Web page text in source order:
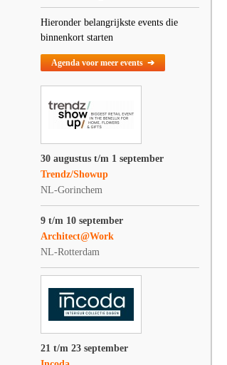
Hieronder belangrijkste events die
binnenkort starten
Agenda voor meer events ➔
30 augustus t/m 1 september
Trendz/Showup
NL-Gorinchem
9 t/m 10 september
Architect@Work
NL-Rotterdam
21 t/m 23 september